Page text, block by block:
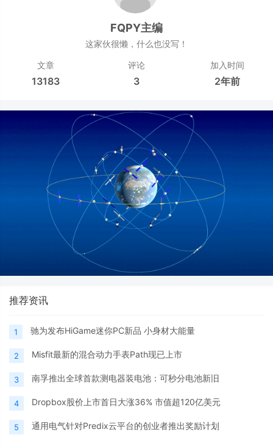
FQPY主编
这家伙很懒，什么也没写！
文章
13183
评论
3
加入时间
2年前
推荐资讯
1 驰为发布HiGame迷你PC新品 小身材大能量
2 Misfit最新的混合动力手表Path现已上市
3 南孚推出全球首款测电器装电池：可秒分电池新旧
4 Dropbox股价上市首日大涨36% 市值超120亿美元
5 通用电气针对Predix云平台的创业者推出奖励计划